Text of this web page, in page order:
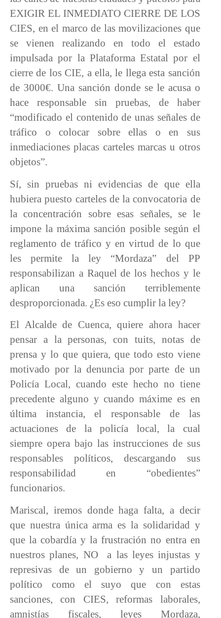
EXIGIR EL INMEDIATO CIERRE DE LOS
CIES, en el marco de las movilizaciones que
se vienen realizando en todo el estado
impulsada por la Plataforma Estatal por el
cierre de los CIE, a ella, le llega esta sanción
de 3000€. Una sanción donde se le acusa o
hace responsable sin pruebas, de haber
“modificado el contenido de unas señales de
tráfico o colocar sobre ellas o en sus
inmediaciones placas carteles marcas u otros
objetos”.
Sí, sin pruebas ni evidencias de que ella
hubiera puesto carteles de la convocatoria de
la concentración sobre esas señales, se le
impone la máxima sanción posible según el
reglamento de tráfico y en virtud de lo que
les permite la ley “Mordaza” del PP
responsabilizan a Raquel de los hechos y le
aplican una sanción terriblemente
desproporcionada. ¿Es eso cumplir la ley?
El Alcalde de Cuenca, quiere ahora hacer
pensar a la personas, con tuits, notas de
prensa y lo que quiera, que todo esto viene
motivado por la denuncia por parte de un
Policía Local, cuando este hecho no tiene
precedente alguno y cuando máxime es en
última instancia, el responsable de las
actuaciones de la policía local, la cual
siempre opera bajo las instrucciones de sus
responsables políticos, descargando sus
responsabilidad en “obedientes”
funcionarios.
Mariscal, iremos donde haga falta, a decir
que nuestra única arma es la solidaridad y
que la cobardía y la frustración no entra en
nuestros planes, NO
a las leyes injustas y
represivas de un gobierno y un partido
político como el suyo que con estas
sanciones, con CIES, reformas laborales,
amnistías fiscales, leyes Mordaza,